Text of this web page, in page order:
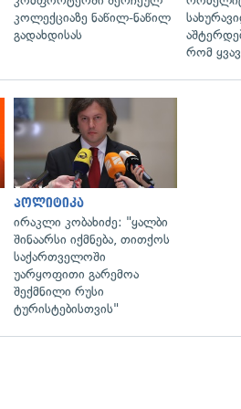
კოლექციაზე ნაწილ-ნაწილ
გადახდისას
რომ
პოლიტიკა
ირაკლი კობახიძე: "ყალბი
შინაარსი იქმნება, თითქოს
საქართველოში
უარყოფითი გარემოა
შექმნილი რუსი
ტურისტებისთვის"